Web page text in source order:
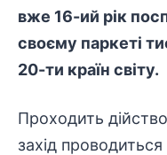
вже 16-ий рік
своєму паркеті
20-ти країн світу.
Проходить
захід